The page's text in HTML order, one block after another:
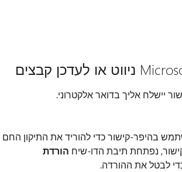
בהיפר-קישור כדי להוריד את התיקון החם
הורדת
לבטל את ההורדה.